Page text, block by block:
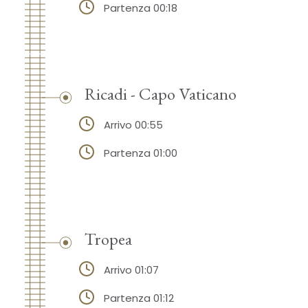
Partenza 00:18
Ricadi - Capo Vaticano
Arrivo 00:55
Partenza 01:00
Tropea
Arrivo 01:07
Partenza 01:12